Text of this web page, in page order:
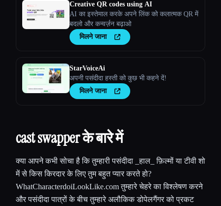
Creative QR codes using AI
AI का इस्तेमाल करके अपने लिंक को कलात्मक QR में
बदलो और कन्वर्ज़न बढ़ाओ
मिलने जाना
StarVoiceAi
अपनी पसंदीदा हस्ती को कुछ भी कहने दें!
मिलने जाना
cast swapper के बारे में
क्या आपने कभी सोचा है कि तुम्हारी पसंदीदा _हाल_ फ़िल्मों या टीवी शो
में से किस किरदार के लिए तुम बहुत प्यार करते हो?
WhatCharacterdoiLookLike.com तुम्हारे चेहरे का विश्लेषण करने
और पसंदीदा पात्रों के बीच तुम्हारे अलौकिक डोपेलगैंगर को प्रकट